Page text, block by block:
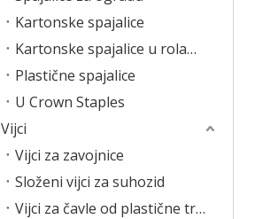
Kartonske spajalice
Kartonske spajalice u rolama
Plastične spajalice
U Crown Staples
Vijci
Vijci za zavojnice
Složeni vijci za suhozid
Vijci za čavle od plastične trake